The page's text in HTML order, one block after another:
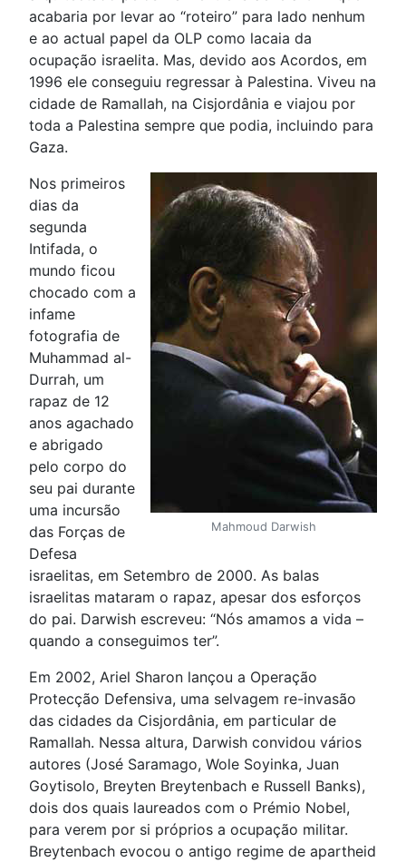
acabaria por levar ao “roteiro” para lado nenhum
e ao actual papel da OLP como lacaia da
ocupação israelita. Mas, devido aos Acordos, em
1996 ele conseguiu regressar à Palestina. Viveu na
cidade de Ramallah, na Cisjordânia e viajou por
toda a Palestina sempre que podia, incluindo para
Gaza.
Mahmoud Darwish
Nos primeiros
dias da
segunda
Intifada, o
mundo ficou
chocado com a
infame
fotografia de
Muhammad al-
Durrah, um
rapaz de 12
anos agachado
e abrigado
pelo corpo do
seu pai durante
uma incursão
das Forças de
Defesa
israelitas, em Setembro de 2000. As balas
israelitas mataram o rapaz, apesar dos esforços
do pai. Darwish escreveu: “Nós amamos a vida –
quando a conseguimos ter”.
Em 2002, Ariel Sharon lançou a Operação
Protecção Defensiva, uma selvagem re-invasão
das cidades da Cisjordânia, em particular de
Ramallah. Nessa altura, Darwish convidou vários
autores (José Saramago, Wole Soyinka, Juan
Goytisolo, Breyten Breytenbach e Russell Banks),
dois dos quais laureados com o Prémio Nobel,
para verem por si próprios a ocupação militar.
Breytenbach evocou o antigo regime de apartheid